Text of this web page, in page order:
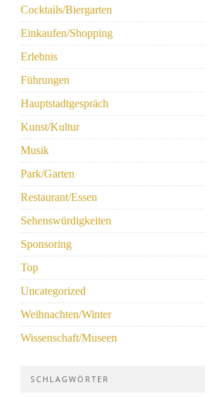
Cocktails/Biergarten
Einkaufen/Shopping
Erlebnis
Führungen
Hauptstadtgespräch
Kunst/Kultur
Musik
Park/Garten
Restaurant/Essen
Sehenswürdigkeiten
Sponsoring
Top
Uncategorized
Weihnachten/Winter
Wissenschaft/Museen
SCHLAGWÖRTER